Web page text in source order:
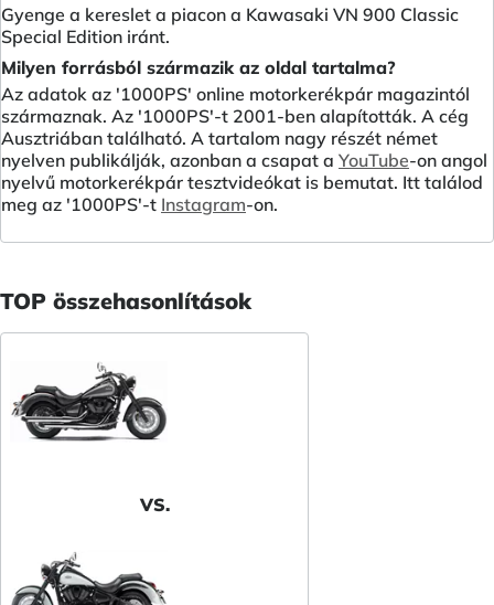
Gyenge a kereslet a piacon a Kawasaki VN 900 Classic
Special Edition iránt.
Milyen forrásból származik az oldal tartalma?
Az adatok az '1000PS' online motorkerékpár magazintól
származnak. Az '1000PS'-t 2001-ben alapították. A cég
Ausztriában található. A tartalom nagy részét német
nyelven publikálják, azonban a csapat a YouTube-on angol
nyelvű motorkerékpár tesztvideókat is bemutat. Itt találod
meg az '1000PS'-t Instagram-on.
TOP összehasonlítások
VS.